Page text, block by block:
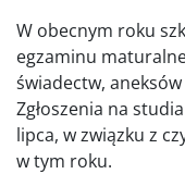
W obecnym roku
egzaminu
świadectw,
Zgłoszenia na
lipca, w związku z
w tym roku.